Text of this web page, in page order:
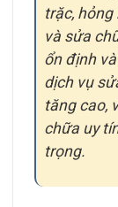
trặc,
và sửa
ổn định
dịch vụ
tăng cao,
chữa uy
trọng.